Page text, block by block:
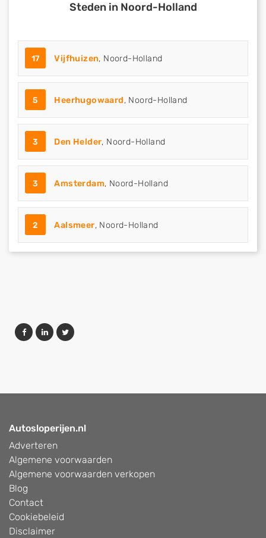
Steden in Noord-Holland
17 Vijfhuizen, Noord-Holland
5 Heerhugowaard, Noord-Holland
3 Den Helder, Noord-Holland
3 Amsterdam, Noord-Holland
2 Aalsmeer, Noord-Holland
Autosloperijen.nl
Adverteren
Algemene voorwaarden
Algemene voorwaarden verkopen
Blog
Contact
Cookiebeleid
Disclaimer